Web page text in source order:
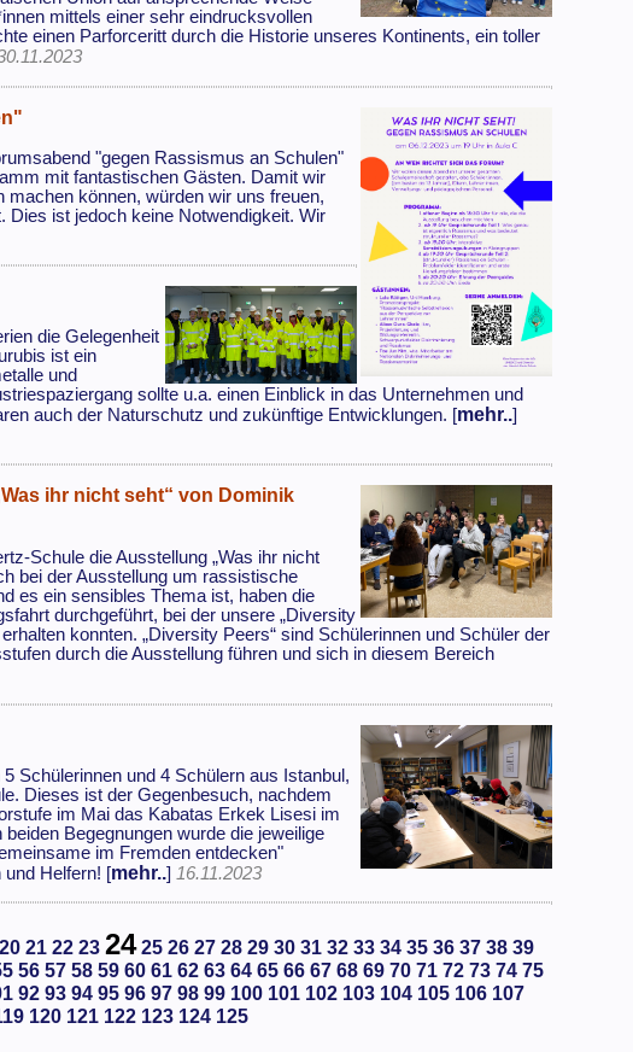
mittels einer sehr eindrucksvollen
einen Parforceritt durch die Historie unseres Kontinents, ein toller
"gegen Rassismus an Schulen"
mit fantastischen Gästen. Damit wir
machen können, würden wir uns freuen,
Dies ist jedoch keine Notwendigkeit. Wir
die Gelegenheit
ist ein
und
sollte u.a. einen Einblick in das Unternehmen und
auch der Naturschutz und zukünftige Entwicklungen. [mehr..]
ihr nicht seht“ von Dominik
Schule die Ausstellung „Was ihr nicht
bei der Ausstellung um rassistische
es ein sensibles Thema ist, haben die
durchgeführt, bei der unsere „Diversity
konnten. „Diversity Peers“ sind Schülerinnen und Schüler der
durch die Ausstellung führen und sich in diesem Bereich
Schülerinnen und 4 Schülern aus Istanbul,
Dieses ist der Gegenbesuch, nachdem
im Mai das Kabatas Erkek Lisesi im
Begegnungen wurde die jeweilige
im Fremden entdecken"
und Helfern! [mehr..] 16.11.2023
20 21 22 23 24 25 26 27 28 29 30 31 32 33 34 35 36 37 38 39
56 57 58 59 60 61 62 63 64 65 66 67 68 69 70 71 72 73 74 75
92 93 94 95 96 97 98 99 100 101 102 103 104 105 106 107
120 121 122 123 124 125